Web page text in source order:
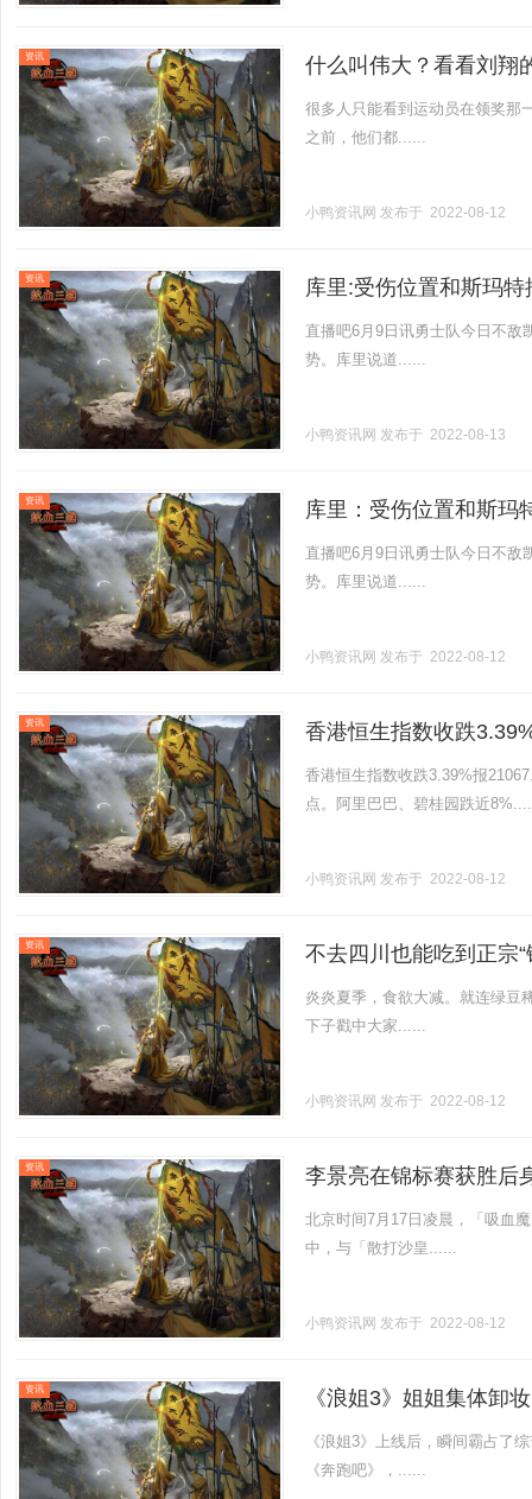
资讯 什么叫伟大？看看刘翔
很多人只能看到运动员在领奖那
之前，他们都......
小鸭资讯网 发布于 2022-08-12
资讯 库里:受伤位置和斯玛
直播吧6月9日讯勇士队今日不敌
势。库里说道......
小鸭资讯网 发布于 2022-08-13
资讯 库里：受伤位置和斯玛
直播吧6月9日讯勇士队今日不敌
势。库里说道......
小鸭资讯网 发布于 2022-08-12
资讯 香港恒生指数收跌
香港恒生指数收跌3.39%报
点。阿里巴巴、碧桂园跌近
小鸭资讯网 发布于 2022-08-12
资讯
不去四川也能吃到正宗
味！
炎炎夏季，食欲大减。就连绿豆
下子戳中大家......
小鸭资讯网 发布于 2022-08-12
资讯 李景亮在锦标赛获胜后
北京时间7月17日凌晨，「吸血
中，与「散打沙皇......
小鸭资讯网 发布于 2022-08-12
资讯 《浪姐3》姐姐集体卸
《浪姐3》上线后，瞬间霸占了
《奔跑吧》，......